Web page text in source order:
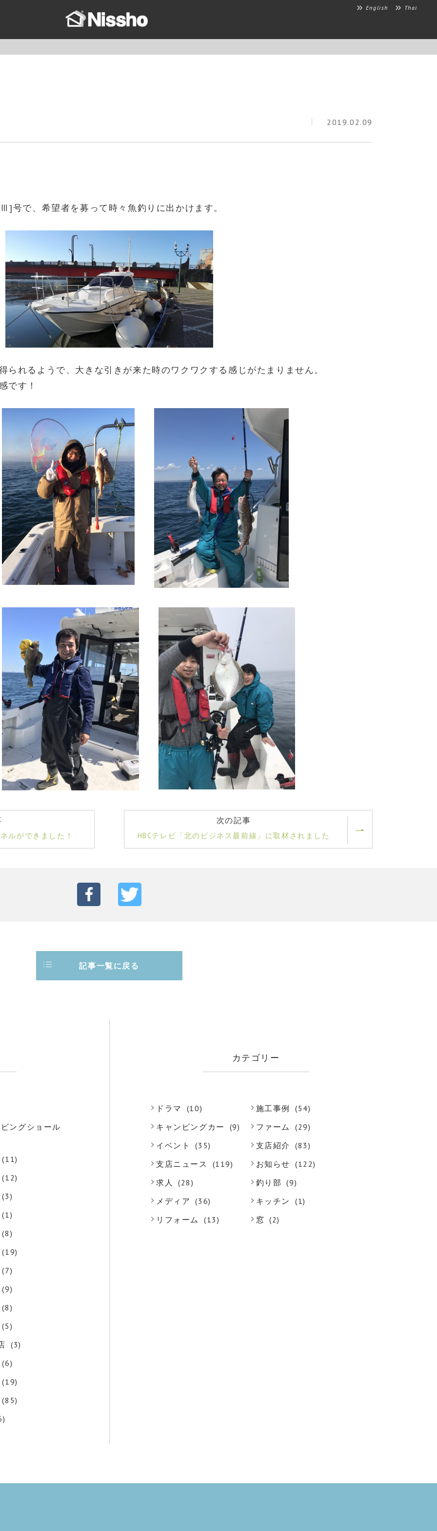
English Thai
2019.02.09
号で、希望者を募って時々魚釣りに出かけます。
られるようで、大きな引きが来た時のワクワクする感じがたまりません。
です！
ルができました！
次の記事
HBCテレビ「北のビジネス最前線」に取材されました
記事一覧に戻る
ングショール
(11)
(12)
(3)
(1)
(8)
(19)
(7)
(9)
(8)
(5)
(3)
(6)
(19)
(85)
カテゴリー
ドラマ (10) 施工事例
(54)
キャンピングカー
(9) ファーム
(29)
イベント
(35) 支店紹介
(83)
支店ニュース
(119) お知らせ (122)
求人
(28) 釣り部
(9)
メディア
(36) キッチン
(1)
リフォーム
(13) 窓 (2)